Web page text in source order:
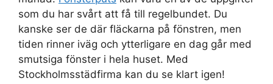
som du har svårt att få till regelbundet. Du
kanske ser de där fläckarna på fönstren, men
tiden rinner iväg och ytterligare en dag går med
smutsiga fönster i hela huset. Med
Stockholmsstädfirma kan du se klart igen!